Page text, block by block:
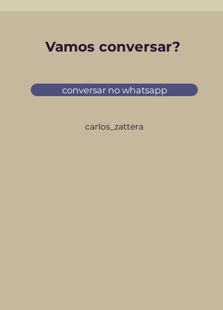
Vamos conversar?
conversar no whatsapp
carlos_zattera